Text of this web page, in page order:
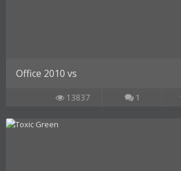
Office 2010 vs
13837 1